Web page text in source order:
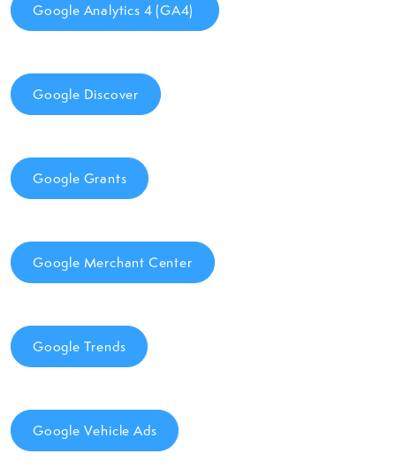
Google Analytics 4 (GA4)
Google Discover
Google Grants
Google Merchant Center
Google Trends
Google Vehicle Ads